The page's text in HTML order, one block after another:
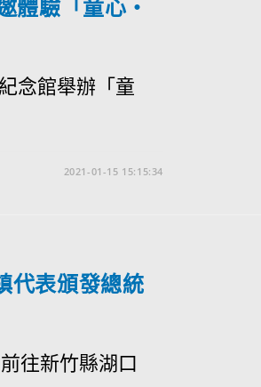
體驗「童心‧
念館舉辦「童
2021-01-15 15:15:34
代表頒發總統
往新竹縣湖口